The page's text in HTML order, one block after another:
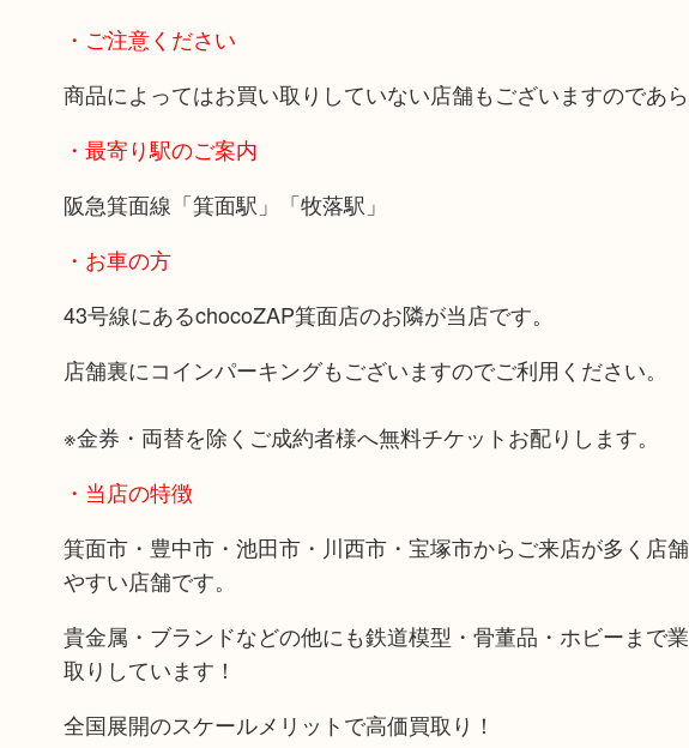
・ご注意ください
商品によってはお買い取りしていない店舗もございますのであ
・最寄り駅のご案内
阪急箕面線「箕面駅」「牧落駅」
・お車の方
43号線にあるchocoZAP箕面店のお隣が当店です。
店舗裏にコインパーキングもございますのでご利用ください。
※金券・両替を除くご成約者様へ無料チケットお配りします。
・当店の特徴
箕面市・豊中市・池田市・川西市・宝塚市からご来店が多く店
やすい店舗です。
貴金属・ブランドなどの他にも鉄道模型・骨董品・ホビーまで
取りしています！
全国展開のスケールメリットで高価買取り！